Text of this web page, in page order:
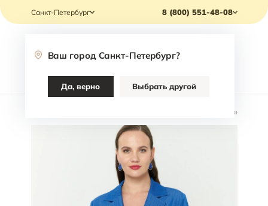
Санкт-Петербург
Ваш город Санкт-Петербург?
Да, верно Выбрать другой
8 (800) 551-48-08
Каталог
Жакет Jodi